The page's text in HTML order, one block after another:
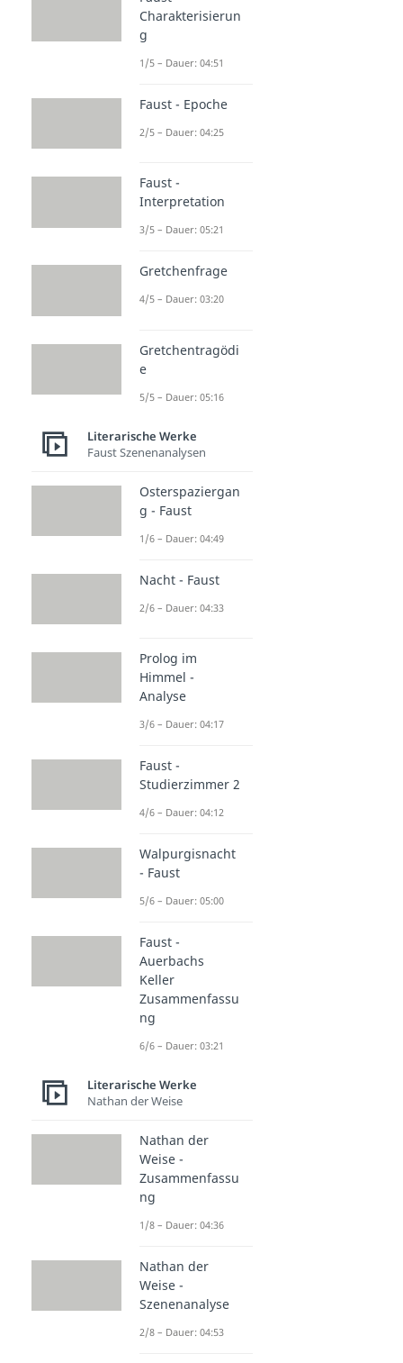
Charakterisierun
g
1/5 – Dauer: 04:51
Faust - Epoche
2/5 – Dauer: 04:25
Faust -
Interpretation
3/5 – Dauer: 05:21
Gretchenfrage
4/5 – Dauer: 03:20
Gretchentragödi
e
5/5 – Dauer: 05:16
Literarische Werke
Faust Szenenanalysen
Osterspaziergan
g - Faust
1/6 – Dauer: 04:49
Nacht - Faust
2/6 – Dauer: 04:33
Prolog im
Himmel -
Analyse
3/6 – Dauer: 04:17
Faust -
Studierzimmer 2
4/6 – Dauer: 04:12
Walpurgisnacht
- Faust
5/6 – Dauer: 05:00
Faust -
Auerbachs
Keller
Zusammenfassu
ng
6/6 – Dauer: 03:21
Literarische Werke
Nathan der Weise
Nathan der
Weise -
Zusammenfassu
ng
1/8 – Dauer: 04:36
Nathan der
Weise -
Szenenanalyse
2/8 – Dauer: 04:53